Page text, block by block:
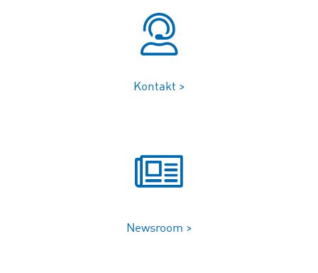
Kontakt >
Newsroom >